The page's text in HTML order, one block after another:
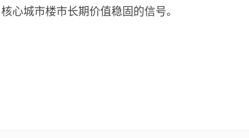
心城市楼市长期价值稳固的信号。